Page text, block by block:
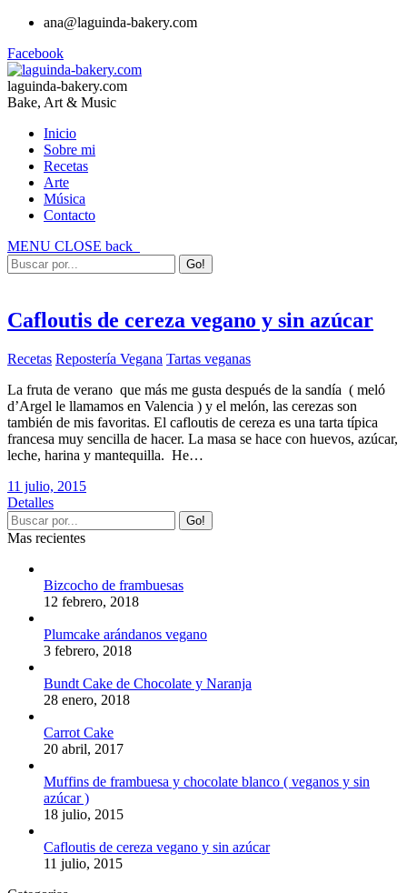
ana@laguinda-bakery.com
Facebook
laguinda-bakery.com
Bake, Art & Music
Inicio
Sobre mi
Recetas
Arte
Música
Contacto
MENU CLOSE back
Cafloutis de cereza vegano y sin azúcar
Recetas Repostería Vegana Tartas veganas
La fruta de verano que más me gusta después de la sandía ( meló
d’Argel le llamamos en Valencia ) y el melón, las cerezas son
también de mis favoritas. El cafloutis de cereza es una tarta típica
francesa muy sencilla de hacer. La masa se hace con huevos, azúcar,
leche, harina y mantequilla. He…
11 julio, 2015
Detalles
Mas recientes
Bizcocho de frambuesas
12 febrero, 2018
Plumcake arándanos vegano
3 febrero, 2018
Bundt Cake de Chocolate y Naranja
28 enero, 2018
Carrot Cake
20 abril, 2017
Muffins de frambuesa y chocolate blanco ( veganos y sin
azúcar )
18 julio, 2015
Cafloutis de cereza vegano y sin azúcar
11 julio, 2015